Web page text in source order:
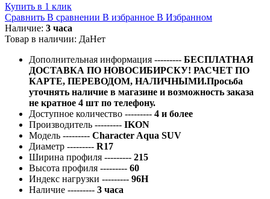
Купить в 1 клик
Сравнить В сравнении В избранное В Избранном
Наличие: 3 часа
Товар в наличии: ДаНет
Дополнительная информация --------- БЕСПЛАТНАЯ
ДОСТАВКА ПО НОВОСИБИРСКУ! РАСЧЕТ ПО
КАРТЕ, ПЕРЕВОДОМ, НАЛИЧНЫМИ.Просьба
уточнять наличие в магазине и возможность заказа
не кратное 4 шт по телефону.
Доступное количество --------- 4 и более
Производитель --------- IKON
Модель --------- Character Aqua SUV
Диаметр --------- R17
Ширина профиля --------- 215
Высота профиля --------- 60
Индекс нагрузки --------- 96H
Наличие --------- 3 часа